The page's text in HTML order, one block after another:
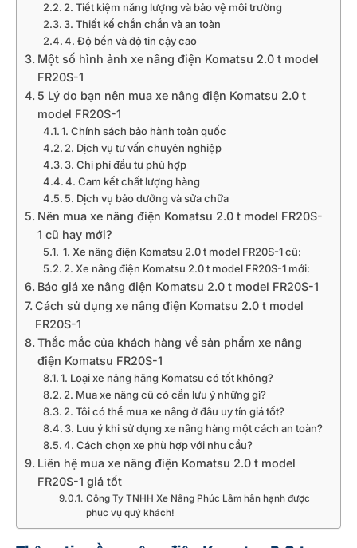
2. Tiết kiệm năng lượng và bảo vệ môi trường
3. Thiết kế chắn chắn và an toàn
4. Độ bền và độ tin cậy cao
Một số hình ảnh xe nâng điện Komatsu 2.0 t model
FR20S-1
5 Lý do bạn nên mua xe nâng điện Komatsu 2.0 t
model FR20S-1
1. Chính sách bảo hành toàn quốc
2. Dịch vụ tư vấn chuyên nghiệp
3. Chi phí đầu tư phù hợp
4. Cam kết chất lượng hàng
5. Dịch vụ bảo dưỡng và sửa chữa
Nên mua xe nâng điện Komatsu 2.0 t model FR20S-
1 cũ hay mới?
1. Xe nâng điện Komatsu 2.0 t model FR20S-1 cũ:
2. Xe nâng điện Komatsu 2.0 t model FR20S-1 mới:
Báo giá xe nâng điện Komatsu 2.0 t model FR20S-1
Cách sử dụng xe nâng điện Komatsu 2.0 t model
FR20S-1
Thắc mắc của khách hàng về sản phẩm xe nâng
điện Komatsu FR20S-1
1. Loại xe nâng hãng Komatsu có tốt không?
2. Mua xe nâng cũ có cần lưu ý những gì?
2. Tôi có thể mua xe nâng ở đâu uy tín giá tốt?
3. Lưu ý khi sử dụng xe nâng hàng một cách an toàn?
4. Cách chọn xe phù hợp với nhu cầu?
Liên hệ mua xe nâng điện Komatsu 2.0 t model
FR20S-1 giá tốt
Công Ty TNHH Xe Nâng Phúc Lâm hân hạnh được
phục vụ quý khách!